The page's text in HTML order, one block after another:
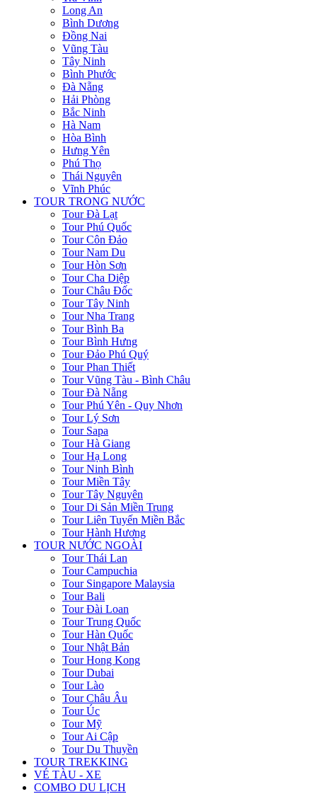
Long An
Bình Dương
Đồng Nai
Vũng Tàu
Tây Ninh
Bình Phước
Đà Nẵng
Hải Phòng
Bắc Ninh
Hà Nam
Hòa Bình
Hưng Yên
Phú Thọ
Thái Nguyên
Vĩnh Phúc
TOUR TRONG NƯỚC
Tour Đà Lạt
Tour Phú Quốc
Tour Côn Đảo
Tour Nam Du
Tour Hòn Sơn
Tour Cha Diệp
Tour Châu Đốc
Tour Tây Ninh
Tour Nha Trang
Tour Bình Ba
Tour Bình Hưng
Tour Đảo Phú Quý
Tour Phan Thiết
Tour Vũng Tàu - Bình Châu
Tour Đà Nẵng
Tour Phú Yên - Quy Nhơn
Tour Lý Sơn
Tour Sapa
Tour Hà Giang
Tour Hạ Long
Tour Ninh Bình
Tour Miền Tây
Tour Tây Nguyên
Tour Di Sản Miền Trung
Tour Liên Tuyến Miền Bắc
Tour Hành Hương
TOUR NƯỚC NGOÀI
Tour Thái Lan
Tour Campuchia
Tour Singapore Malaysia
Tour Bali
Tour Đài Loan
Tour Trung Quốc
Tour Hàn Quốc
Tour Nhật Bản
Tour Hong Kong
Tour Dubai
Tour Lào
Tour Châu Âu
Tour Úc
Tour Mỹ
Tour Ai Cập
Tour Du Thuyền
TOUR TREKKING
VÉ TÀU - XE
COMBO DU LỊCH